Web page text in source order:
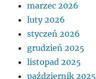
marzec 2026
luty 2026
styczeń 2026
grudzień 2025
listopad 2025
październik 2025